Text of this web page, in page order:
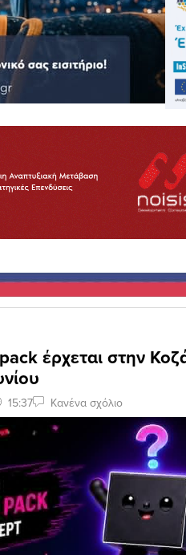
έρχεται στην
15:37 Κανένα σχόλιο